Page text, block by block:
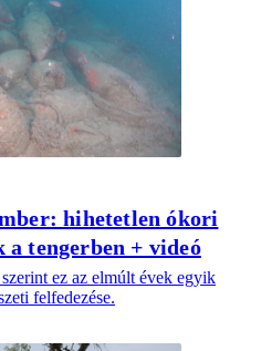
hihetetlen ókori
tengerben + videó
ez az elmúlt évek egyik
felfedezése.